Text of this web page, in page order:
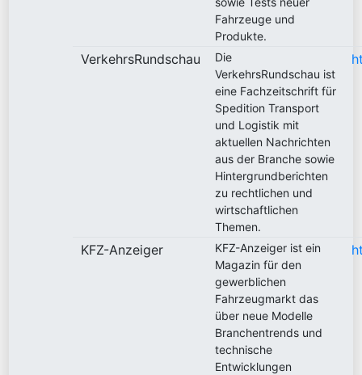
Fahrzeuge und
Produkte.
VerkehrsRundschau
Die
VerkehrsRundschau ist
eine Fachzeitschrift für
Spedition Transport
und Logistik mit
aktuellen Nachrichten
aus der Branche sowie
Hintergrundberichten
zu rechtlichen und
wirtschaftlichen
Themen.
KFZ-Anzeiger
KFZ-Anzeiger ist ein
Magazin für den
gewerblichen
Fahrzeugmarkt das
über neue Modelle
Branchentrends und
technische
Entwicklungen